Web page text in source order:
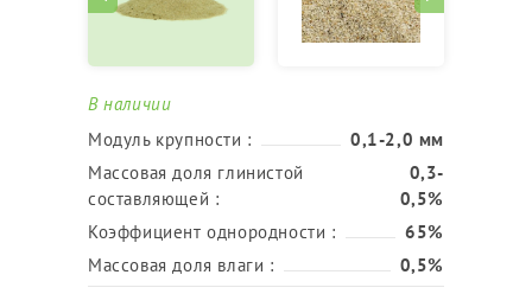
В наличии
Модуль крупности :
0,1-2,0 мм
Массовая доля глинистой
составляющей :
0,3-
0,5%
Коэффициент однородности :
65%
Массовая доля влаги :
0,5%